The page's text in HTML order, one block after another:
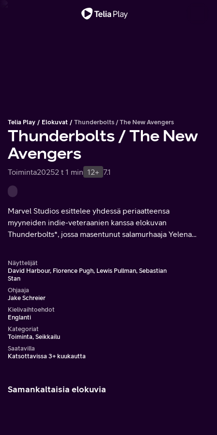
Telia Play Elokuvat Thunderbolts / The New Avengers
Thunderbolts / The New
Avengers
Toiminta20252 t 1 min 12+ 7.1
Marvel Studios esittelee yhdessä periaatteensa
myyneiden indie-veteraanien kanssa elokuvan
Thunderbolts*, jossa masentunut salamurhaaja Yelena
Näyttelijät
David Harbour, Florence Pugh, Lewis Pullman, Sebastian
Stan
Ohjaaja
Jake Schreier
Kielivaihtoehdot
Englanti
Kategoriat
Toiminta, Seikkailu
Saatavilla
Katsottavissa 3+ kuukautta
Samankaltaisia elokuvia